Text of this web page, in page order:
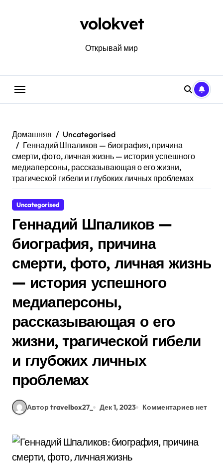
volokvet
Открывай мир
Домашняя
Uncategorised
Геннадий Шпаликов — биография, причина
смерти, фото, личная жизнь — история успешного
медиаперсоны, рассказывающая о его жизни,
трагической гибели и глубоких личных проблемах
Uncategorised
Геннадий Шпаликов —
биография, причина
смерти, фото, личная жизнь
— история успешного
медиаперсоны,
рассказывающая о его
жизни, трагической гибели
и глубоких личных
проблемах
Автор travelbox27_ Дек 1, 2023 Комментариев нет